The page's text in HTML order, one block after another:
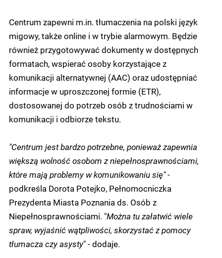
Centrum zapewni m.in. tłumaczenia na polski język
migowy, także online i w trybie alarmowym. Będzie
również przygotowywać dokumenty w dostępnych
formatach, wspierać osoby korzystające z
komunikacji alternatywnej (AAC) oraz udostępniać
informacje w uproszczonej formie (ETR),
dostosowanej do potrzeb osób z trudnościami w
komunikacji i odbiorze tekstu.
"Centrum jest bardzo potrzebne, ponieważ zapewnia
większą wolność osobom z niepełnosprawnościami,
które mają problemy w komunikowaniu się"-
podkreśla Dorota Potejko, Pełnomocniczka
Prezydenta Miasta Poznania ds. Osób z
Niepełnosprawnościami. "Można tu załatwić wiele
spraw, wyjaśnić wątpliwości, skorzystać z pomocy
tłumacza czy asysty" - dodaje.